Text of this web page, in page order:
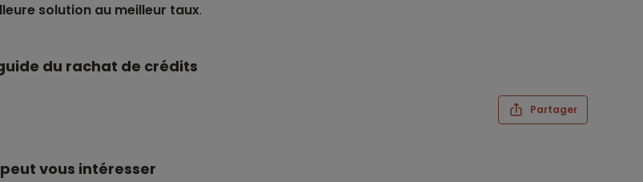
solution au meilleur taux.
du rachat de crédits
Partager
vous intéresser